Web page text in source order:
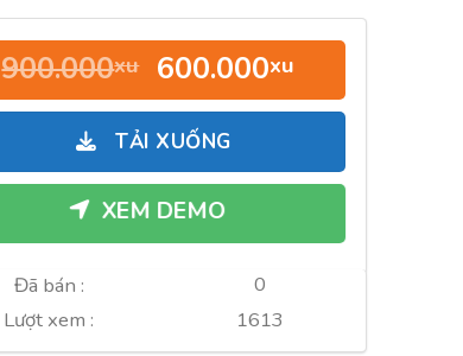
900.000xu Giá
gốc
là:
900.000xu.
600.000xuGiá
hiện
600.000xu.
TẢI XUỐNG
XEM DEMO
Đã bán :
0
Lượt xem :
1613